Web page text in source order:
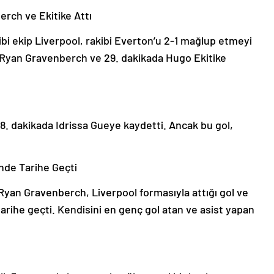
ve Ekitike Attı
ekip Liverpool, rakibi Everton’u 2-1 mağlup etmeyi
Gravenberch ve 29. dakikada Hugo Ekitike
dakikada Idrissa Gueye kaydetti. Ancak bu gol,
Tarihe Geçti
Gravenberch, Liverpool formasıyla attığı gol ve
geçti. Kendisini en genç gol atan ve asist yapan